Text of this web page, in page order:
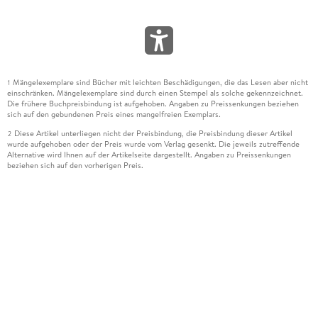
1 Mängelexemplare sind Bücher mit leichten Beschädigungen, die das Lesen aber nicht
einschränken. Mängelexemplare sind durch einen Stempel als solche gekennzeichnet.
Die frühere Buchpreisbindung ist aufgehoben. Angaben zu Preissenkungen beziehen
sich auf den gebundenen Preis eines mangelfreien Exemplars.
2 Diese Artikel unterliegen nicht der Preisbindung, die Preisbindung dieser Artikel
wurde aufgehoben oder der Preis wurde vom Verlag gesenkt. Die jeweils zutreffende
Alternative wird Ihnen auf der Artikelseite dargestellt. Angaben zu Preissenkungen
beziehen sich auf den vorherigen Preis.